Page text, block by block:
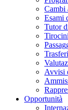
Cambi
Esami
Tutor
Avvisi
Opportunità